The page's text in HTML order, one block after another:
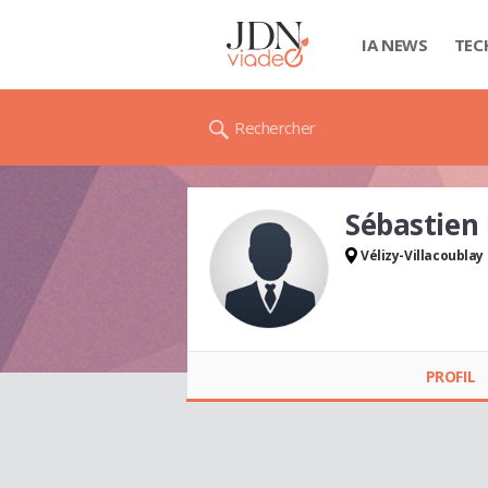
IA NEWS
Rechercher
Sébastien
Vélizy-Villacoublay
PROFIL